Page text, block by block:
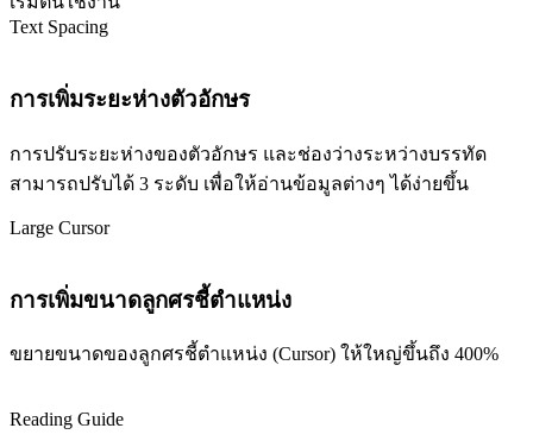
Text Spacing
การเพิ่มระยะห่างตัวอักษร
การปรับระยะห่างของตัวอักษร และช่องว่างระหว่างบรรทัด
สามารถปรับได้ 3 ระดับ เพื่อให้อ่านข้อมูลต่างๆ ได้ง่ายขึ้น
Large Cursor
การเพิ่มขนาดลูกศรชี้ตำแหน่ง
ขยายขนาดของลูกศรชี้ตำแหน่ง (Cursor) ให้ใหญ่ขึ้นถึง 400%
Reading Guide